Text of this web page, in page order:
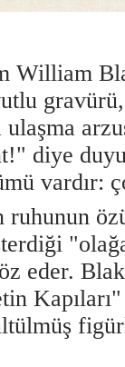
William
diye
vardır:
eder.